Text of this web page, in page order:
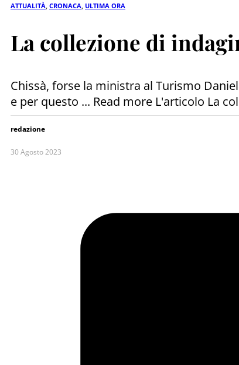
ATTUALITÀ CRONACA ULTIMA ORA
La collezione di
Chissà, forse la ministra al Turismo
e per questo ... Read more L'articolo La
redazione
30 Agosto 2023